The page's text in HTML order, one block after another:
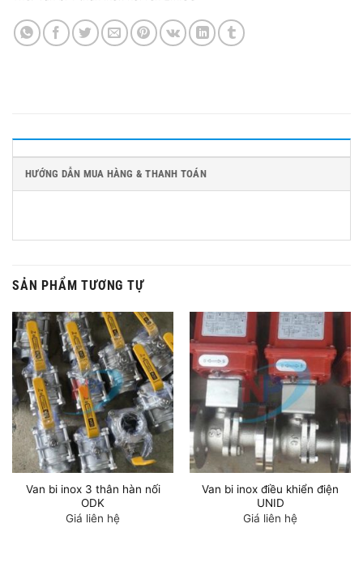
HƯỚNG DẪN MUA HÀNG & THANH TOÁN
SẢN PHẨM TƯƠNG TỰ
Van bi inox 3 thân hàn nối
ODK
Giá liên hệ
Van bi inox điều khiển điện
UNID
Giá liên hệ